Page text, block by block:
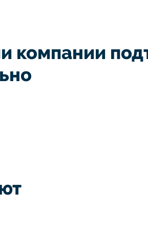
компании